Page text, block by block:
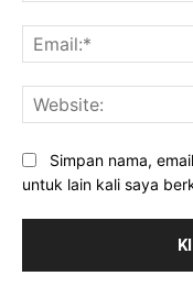
Simpan nama,
untuk lain kali saya